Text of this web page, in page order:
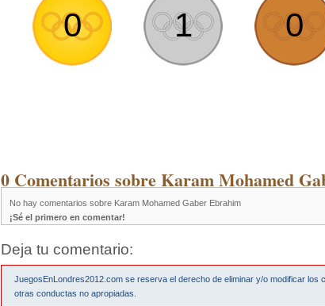
0 1 0
0 Comentarios sobre Karam Mohamed
No hay comentarios sobre Karam Mohamed Gaber Ebrahim
¡Sé el primero en comentar!
Deja tu comentario:
JuegosEnLondres2012.com se reserva el derecho de eliminar y/o modificar los
otras conductas no apropiadas.